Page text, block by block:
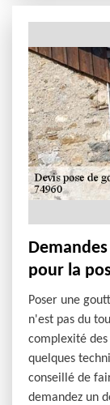
pour la
Poser une
n'est pas du
complexité
quelques
conseillé de
demandez un